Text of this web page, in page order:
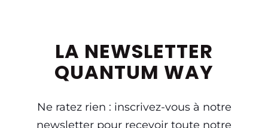
LA NEWSLETTER
QUANTUM WAY
Ne ratez rien : inscrivez-vous à notre
newsletter pour recevoir toute notre